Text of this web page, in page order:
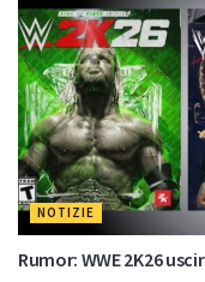
NOTIZIE
Rumor: WWE 2K26